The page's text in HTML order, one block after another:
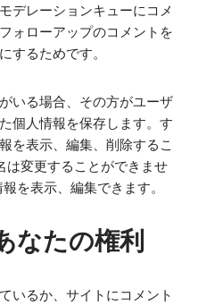
デレーションキューにコメ
ォローアップのコメントを
するためです。
いる場合、その方がユーザ
個人情報を保存します。す
を表示、編集、削除するこ
は変更することができませ
を表示、編集できます。
なたの権利
いるか、サイトにコメント